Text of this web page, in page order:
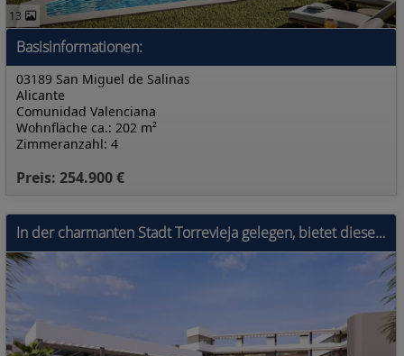
13
Basisinformationen:
03189 San Miguel de Salinas
Alicante
Comunidad Valenciana
Preis: 254.900 €
Wohnfläche ca.: 202 m²
Zimmeranzahl: 4
In der charmanten Stadt Torrevieja gelegen, bietet diese Wohnanlage eine Vielzahl von Wohnmöglichkeiten, die auf unterschiedliche Bedürfnisse und Leb